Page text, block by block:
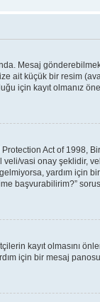
Mesaj
ait küçük bir resim
için kayıt olmanız
Act of 1998,
vasi onay şeklidir,
yardım için
başvurabilirim?”
kayıt olmasını
için bir mesaj